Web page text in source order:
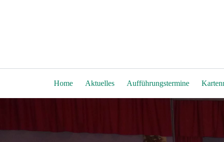
Home Aktuelles Aufführungstermine